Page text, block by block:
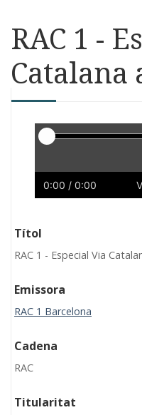
RAC 1 -
Catalana
0:00 / 0:00
Títol
RAC 1 - Especial Via
Emissora
RAC 1 Barcelona
Cadena
RAC
Titularitat